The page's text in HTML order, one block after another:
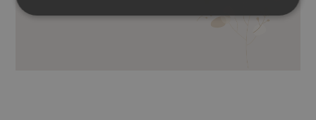
OLI ESSENZIALI DI PINO SILVESTRE,